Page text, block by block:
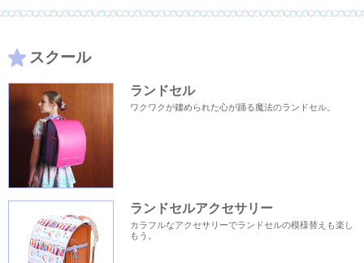
スクール
ランドセル
ワクワクが鏤められた心が踊る魔法のランドセル。
ランドセルアクセサリー
カラフルなアクセサリーでランドセルの模様替えも楽し
もう。